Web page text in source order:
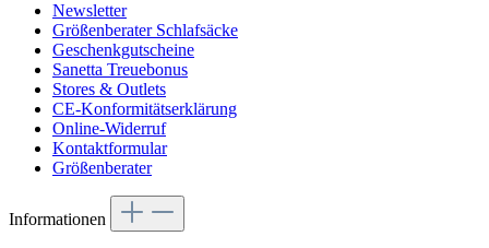
Newsletter
Größenberater Schlafsäcke
Geschenkgutscheine
Sanetta Treuebonus
Stores & Outlets
CE-Konformitätserklärung
Online-Widerruf
Kontaktformular
Größenberater
Informationen